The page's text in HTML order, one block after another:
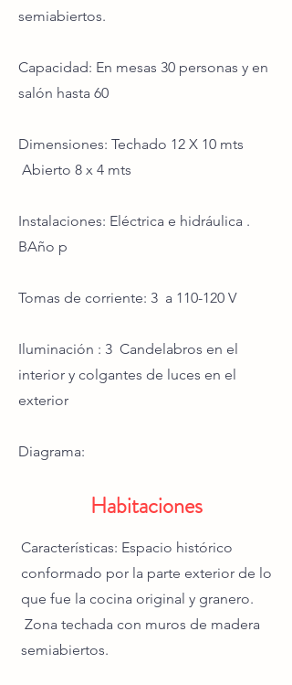
semiabiertos.
Capacidad: En mesas 30 personas y en
salón hasta 60
Dimensiones: Techado 12 X 10 mts
Abierto 8 x 4 mts
Instalaciones: Eléctrica e hidráulica .
BAño p
Tomas de corriente: 3 a 110-120 V
Iluminación : 3 Candelabros en el
interior y colgantes de luces en el
exterior
Diagrama:
Habitaciones
Características: Espacio histórico
conformado por la parte exterior de lo
que fue la cocina original y granero.
Zona techada con muros de madera
semiabiertos.